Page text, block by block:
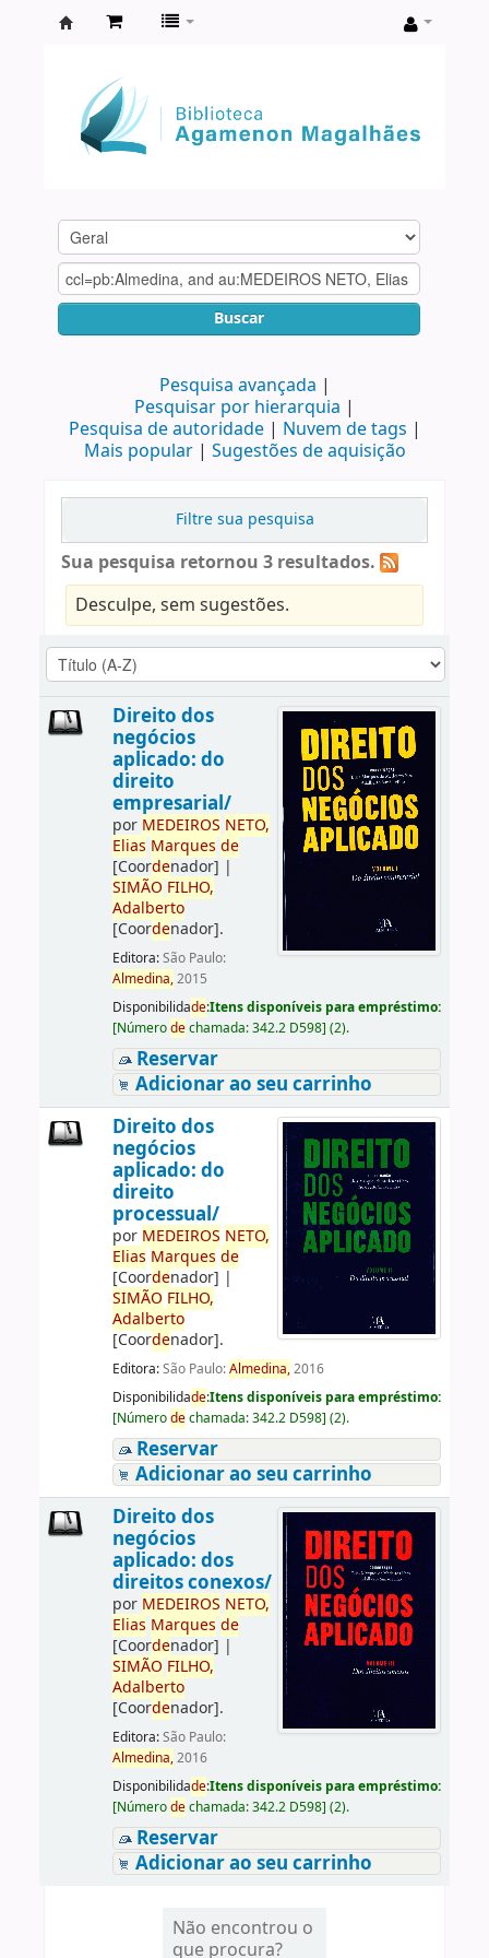
Agamenon
Magalhães
Buscar
Pesquisa avançada
Pesquisar por hierarquia
Pesquisa de autoridade
Nuvem de tags
Mais popular
Sugestões de aquisição
Filtre sua pesquisa
Sua pesquisa retornou 3 resultados.
Desculpe, sem sugestões.
Direito dos
negócios
aplicado: do
direito
empresarial/
por MEDEIROS NETO,
Elias Marques de
[Coordenador] |
SIMÃO FILHO,
Adalberto
[Coordenador].
Editora:São Paulo:
Almedina,2015
Disponibilidade:Itens disponíveis para empréstimo:
[Númerodechamada:342.2 D598] (2).
Reservar
Adicionar ao seu carrinho
Direito dos
negócios
aplicado: do
direito
processual/
por MEDEIROS NETO,
Elias Marques de
[Coordenador] |
SIMÃO FILHO,
Adalberto
[Coordenador].
Editora:São Paulo:Almedina,2016
Disponibilidade:Itens disponíveis para empréstimo:
[Númerodechamada:342.2 D598] (2).
Reservar
Adicionar ao seu carrinho
Direito dos
negócios
aplicado: dos
direitos conexos/
por MEDEIROS NETO,
Elias Marques de
[Coordenador] |
SIMÃO FILHO,
Adalberto
[Coordenador].
Editora:São Paulo:
Almedina,2016
Disponibilidade:Itens disponíveis para empréstimo:
[Númerodechamada:342.2 D598] (2).
Reservar
Adicionar ao seu carrinho
Não encontrou o
que procura?